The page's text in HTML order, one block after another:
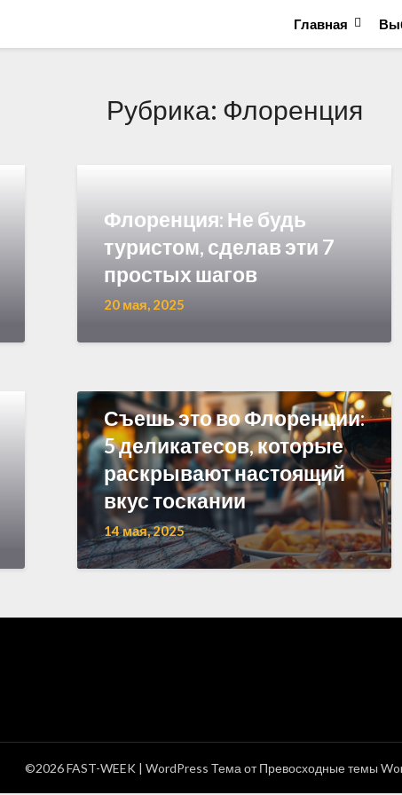
Главная
Рубрика: Флоренция
Флоренция: Не будь
туристом, сделав эти 7
простых шагов
20 мая, 2025
Съешь это во Флоренции:
5 деликатесов, которые
раскрывают настоящий
вкус тоскании
14 мая, 2025
©2026 FAST-WEEK | WordPress Тема отПревосходные темы